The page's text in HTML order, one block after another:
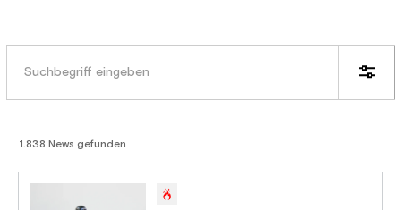
1.838 News gefunden